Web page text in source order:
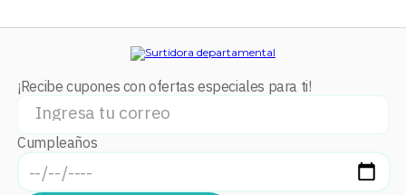
¡Recibe cupones con ofertas especiales para ti!
Cumpleaños